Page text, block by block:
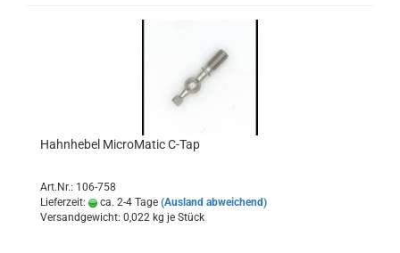
Hahnhebel MicroMatic C-Tap
Art.Nr.: 106-758
Lieferzeit:
ca. 2-4 Tage (Ausland abweichend)
Versandgewicht: 0,022 kg je Stück